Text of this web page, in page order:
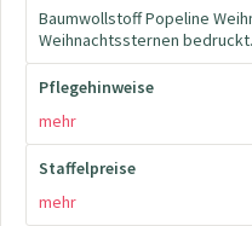
Baumwollstoff Popeline
Weihnachtssternen
Pflegehinweise
mehr
Staffelpreise
mehr